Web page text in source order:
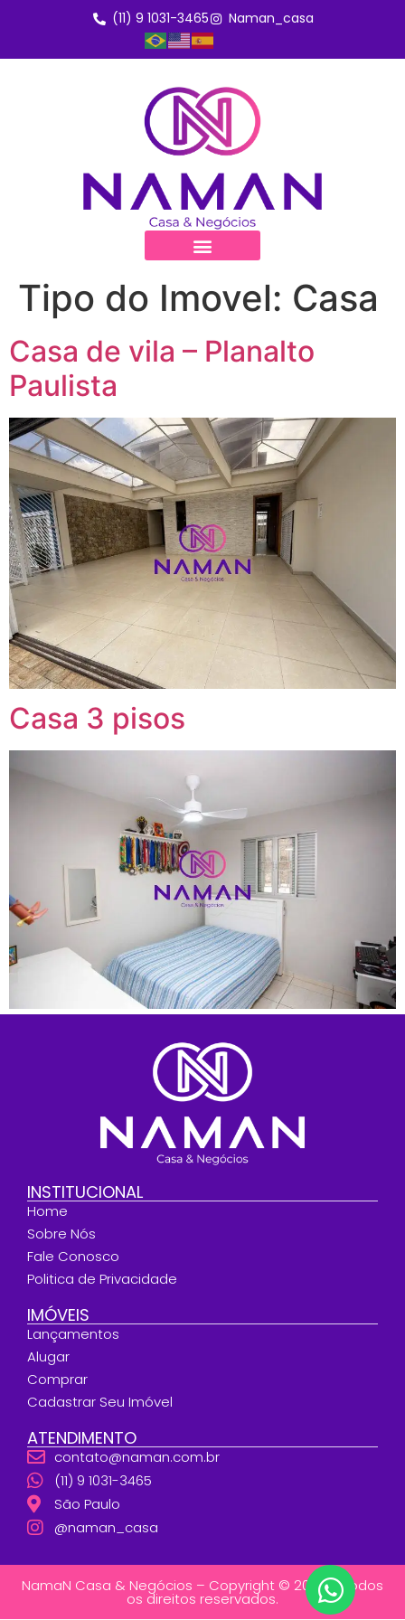
(11) 9 1031-3465 Naman_casa
Tipo do Imovel: Casa
Casa de vila – Planalto
Paulista
Casa 3 pisos
INSTITUCIONAL
Home
Sobre Nós
Fale Conosco
Politica de Privacidade
IMÓVEIS
Lançamentos
Alugar
Comprar
Cadastrar Seu Imóvel
ATENDIMENTO
contato@naman.com.br
(11) 9 1031-3465
São Paulo
@naman_casa
NamaN Casa & Negócios – Copyright © 2026 – Todos
os direitos reservados.